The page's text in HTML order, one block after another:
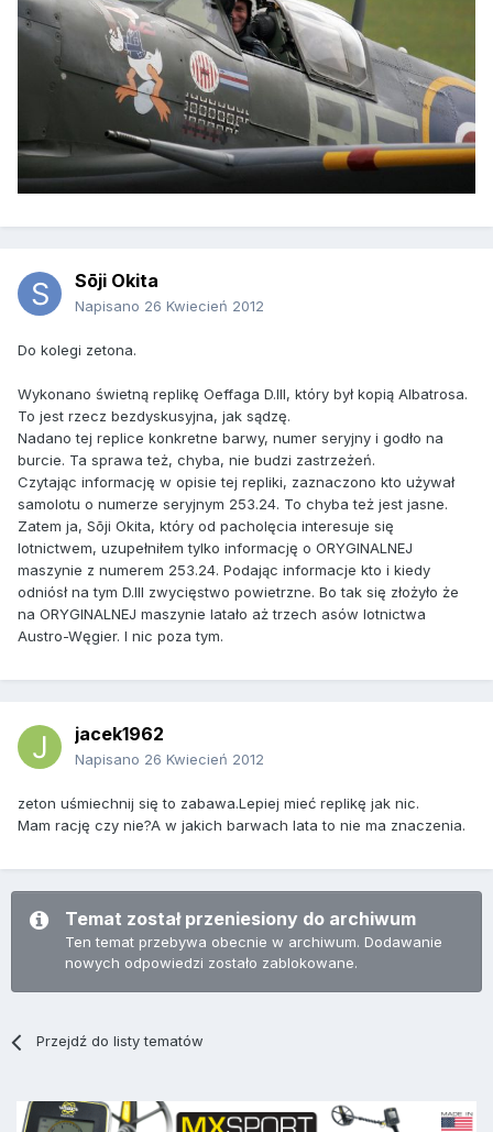
Sōji Okita
Napisano 26 Kwiecień 2012
Do kolegi zetona.
Wykonano świetną replikę Oeffaga D.III, który był kopią Albatrosa.
To jest rzecz bezdyskusyjna, jak sądzę.
Nadano tej replice konkretne barwy, numer seryjny i godło na
burcie. Ta sprawa też, chyba, nie budzi zastrzeżeń.
Czytając informację w opisie tej repliki, zaznaczono kto używał
samolotu o numerze seryjnym 253.24. To chyba też jest jasne.
Zatem ja, Sōji Okita, który od pacholęcia interesuje się
lotnictwem, uzupełniłem tylko informację o ORYGINALNEJ
maszynie z numerem 253.24. Podając informacje kto i kiedy
odniósł na tym D.III zwycięstwo powietrzne. Bo tak się złożyło że
na ORYGINALNEJ maszynie latało aż trzech asów lotnictwa
Austro-Węgier. I nic poza tym.
jacek1962
Napisano 26 Kwiecień 2012
zeton uśmiechnij się to zabawa.Lepiej mieć replikę jak nic.
Mam rację czy nie?A w jakich barwach lata to nie ma znaczenia.
Temat został przeniesiony do archiwum
Ten temat przebywa obecnie w archiwum. Dodawanie
nowych odpowiedzi zostało zablokowane.
Przejdź do listy tematów